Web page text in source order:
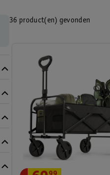
36 product(en) gevonden